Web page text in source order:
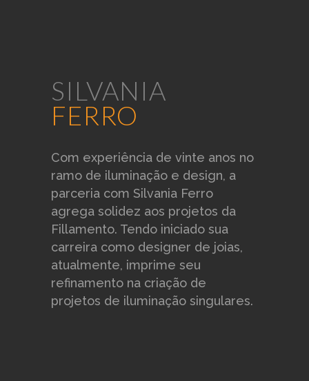
natural
SILVANIA
FERRO
Com experiência de vinte anos no
ramo de iluminação e design, a
parceria com Silvania Ferro
agrega solidez aos projetos da
Fillamento. Tendo iniciado sua
carreira como designer de joias,
atualmente, imprime seu
refinamento na criação de
projetos de iluminação singulares.